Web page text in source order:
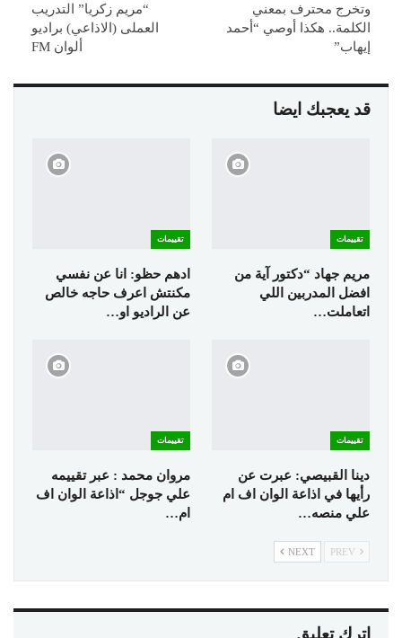
وتخرج محترف بمعني
الكلمة.. هكذا أوصي “أحمد
إيهاب”
“مريم زكريا” التدريب
العملى (الاذاعي) براديو
ألوان FM
قد يعجبك ايضا
تقييمات
مريم جهاد “دكتور آية من
افضل المدربين اللي
اتعاملت…
تقييمات
ادهم حظو: انا عن نفسي
مكنتش اعرف حاجه خالص
عن الراديو او…
تقييمات
دينا القبيصي: عبرت عن
رأيها في اذاعة الوان اف ام
علي منصه…
تقييمات
مروان محمد : عبر تقييمه
علي جوجل “اذاعة الوان اف
ام…
NEXT